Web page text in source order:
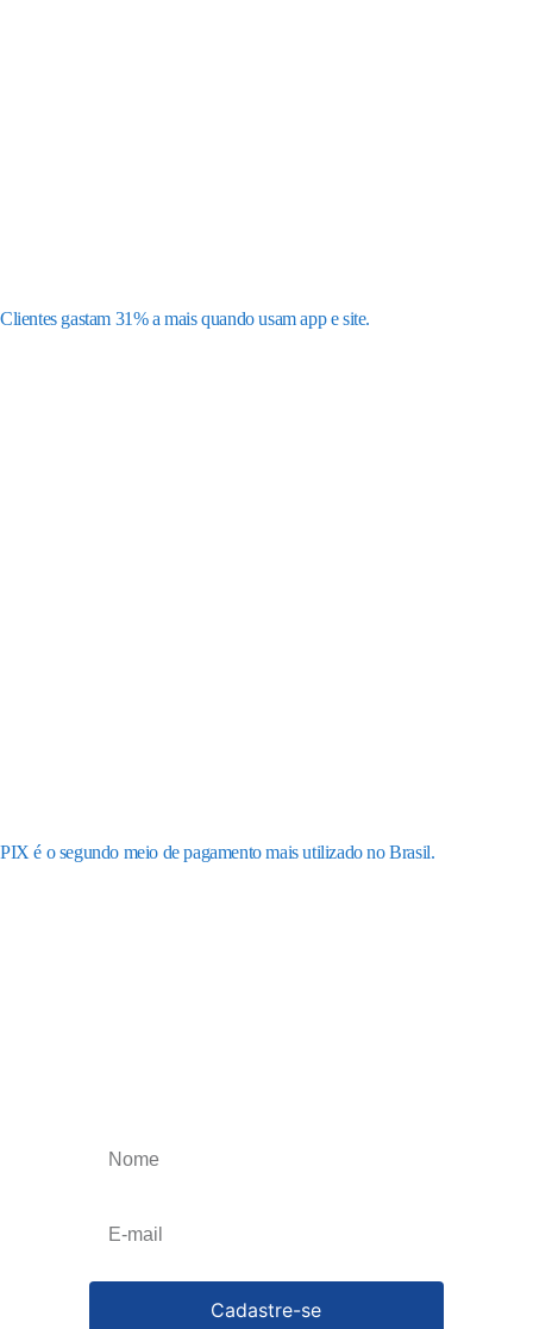
Clientes gastam 31% a mais quando usam app e site.
PIX é o segundo meio de pagamento mais utilizado no Brasil.
Cadastre-se